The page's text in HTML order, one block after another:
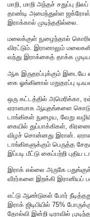
மாறி, மாறி அந்தச் சதுப்பு
தாண்டி அமைந்துள்ள ஜக்ரோஸ்
இராக்கால் முடிந்ததில்லை.
மலைக்குள் நுழைந்தால்
விரட்டும். இரானாலும்
வந்து இராக்கைத் தாக்க
ஆக இருதரப்புக்கும் இடையே
கை ஓங்கினால் மறுதரப்பு
ஒரு கட்டத்தில் அமெரிக்கா,
ஏராளமாக ஆயுதங்களை
டாங்கிகள் நுழைய, வேறு
கையில் துப்பாக்கிகள்,
விழச் சொன்னது இரான்.
டாங்கிகளுக்கும் பெருத்த
இப்படி மீட்டு கைப்பற்றி புதிய
இராக் எல்லை அருகே
வீரர்களை இறக்கி இரானியப்
எட்டு ஆண்டுகள் போர்
இராக் ஜிடிபியில் 75%
தோல்வி இன்றி டிராவில்